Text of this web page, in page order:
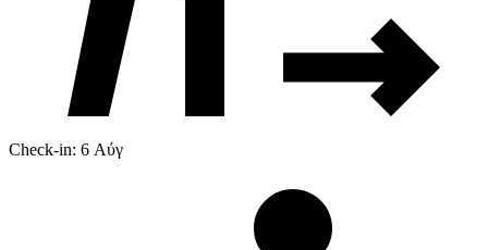
Check-in: 6 Αύγ